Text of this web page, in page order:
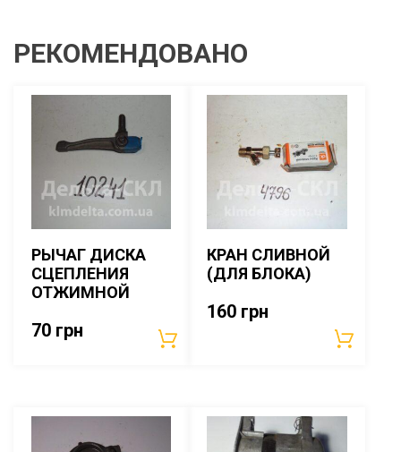
РЕКОМЕНДОВАНО
РЫЧАГ ДИСКА
СЦЕПЛЕНИЯ
ОТЖИМНОЙ
70 грн
КРАН СЛИВНОЙ
(ДЛЯ БЛОКА)
160 грн